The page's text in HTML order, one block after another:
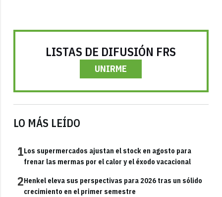
LISTAS DE DIFUSIÓN FRS
UNIRME
LO MÁS LEÍDO
1Los supermercados ajustan el stock en agosto para
frenar las mermas por el calor y el éxodo vacacional
2Henkel eleva sus perspectivas para 2026 tras un sólido
crecimiento en el primer semestre